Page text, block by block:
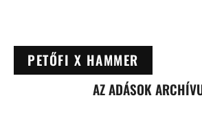
PETŐFI X HAMMER
AZ ADÁSOK